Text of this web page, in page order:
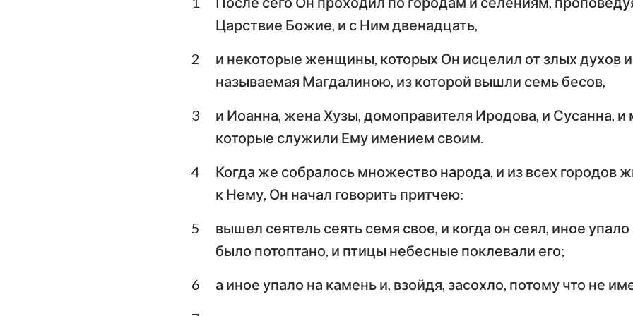
Второзаконие Иисус Навин
Книга Судей Руфь
3-я Царств 4-я Царств
Ездра
Псалтирь Притчи
Екклесиаст Песни Песней
Деяния Апостолов
Первое послание к
Послание к Галатам
Филиппийцам
Первое послание к
Царствие Божие, и с Ним двенадцать,
2
и некоторые женщины, которых Он исцелил от злых духов
называемая Магдалиною, из которой вышли семь бесов,
3
и Иоанна, жена Хузы, домоправителя Иродова, и Сусанна, и
которые служили Ему имением своим.
4
Когда же собралось множество народа, и из всех городов
к Нему, Он начал говорить притчею:
5
вышел сеятель сеять семя свое, и когда он сеял, иное
было потоптано, и птицы небесные поклевали его;
6
а иное упало на камень и, взойдя, засохло, потому что не